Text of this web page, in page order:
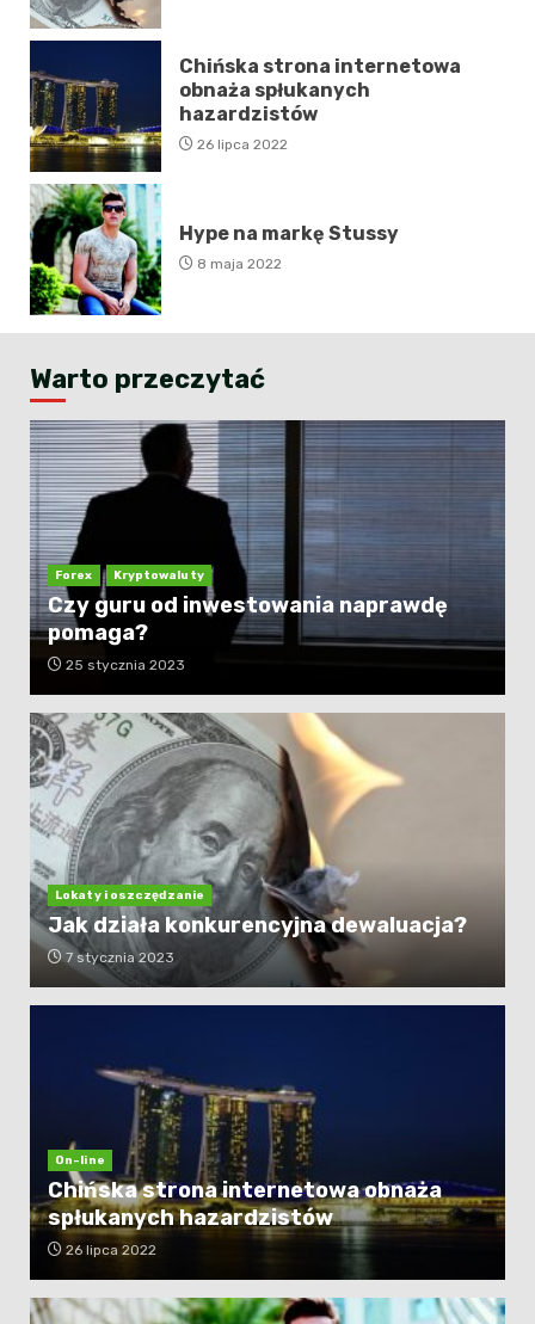
Chińska strona internetowa
obnaża spłukanych
hazardzistów
26 lipca 2022
Hype na markę Stussy
8 maja 2022
Warto przeczytać
Forex Kryptowaluty
Czy guru od inwestowania naprawdę
pomaga?
25 stycznia 2023
Lokaty i oszczędzanie
Jak działa konkurencyjna dewaluacja?
7 stycznia 2023
On-line
Chińska strona internetowa obnaża
spłukanych hazardzistów
26 lipca 2022